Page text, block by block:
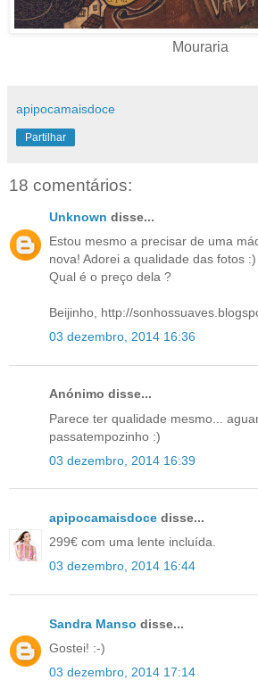
Mouraria
apipocamaisdoce
Partilhar
18 comentários:
Unknown disse...
Estou mesmo a precisar de uma
nova! Adorei a qualidade das fotos :)
Qual é o preço dela ?
Beijinho, http://
03 dezembro, 2014 16:36
Anónimo disse...
Parece ter qualidade mesmo...
passatempozinho :)
03 dezembro, 2014 16:39
apipocamaisdoce disse...
299€ com uma lente incluída.
03 dezembro, 2014 16:44
Sandra Manso disse...
Gostei! :-)
03 dezembro, 2014 17:14